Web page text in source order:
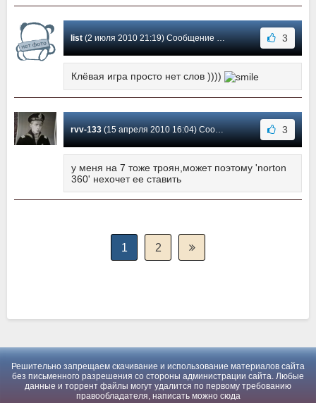
list(2 июля 2010 21:19) Сообщение #17 3
Клёвая игра просто нет слов ))))
rvv-133(15 апреля 2010 16:04) Сообщение #16 3
у меня на 7 тоже троян,может поэтому 'norton
360' нехочет ее ставить
1 2
Решительно запрещаем скачивание и использование материалов сайта
без письменного разрешения со стороны администрации сайта. Любые
данные и торрент файлы могут удалится по первому требованию
правообладателя, написать можно сюда